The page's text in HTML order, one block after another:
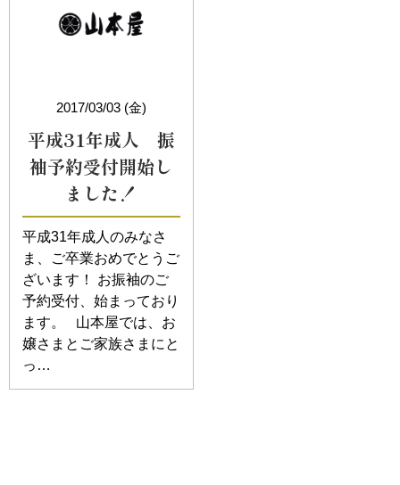
2017/03/03 (金)
平成31年成人 振
袖予約受付開始し
ました！
平成31年成人のみなさ
ま、ご卒業おめでとうご
ざいます！ お振袖のご
予約受付、始まっており
ます。 山本屋では、お
嬢さまとご家族さまにと
っ…